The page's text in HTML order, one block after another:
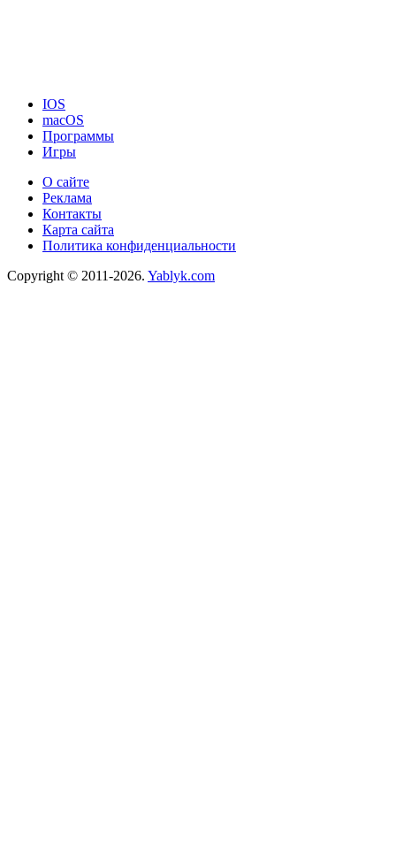
IOS
macOS
Программы
Игры
О сайте
Реклама
Контакты
Карта сайта
Политика конфиденциальности
Copyright © 2011-2026. Yablyk.сom